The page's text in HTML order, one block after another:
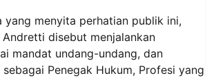
yang menyita perhatian publik ini,
disebut menjalankan
mandat undang-undang, dan
Penegak Hukum, Profesi yang